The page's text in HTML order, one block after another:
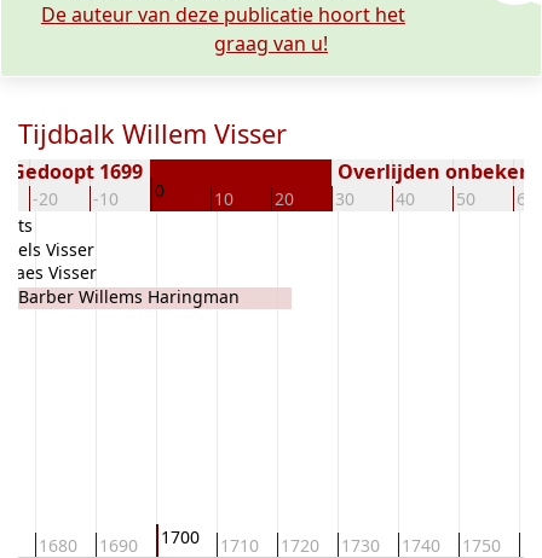
De auteur van deze publicatie hoort het
graag van u!
Tijdbalk Willem Visser
-20 -10 0 10 20 30 40 50 60
Gedoopt 1699 Overlijden
1680 1690 1700 1710 1720 1730 1740 1750
Visser
Claes Visser
Barber Willems Haringman